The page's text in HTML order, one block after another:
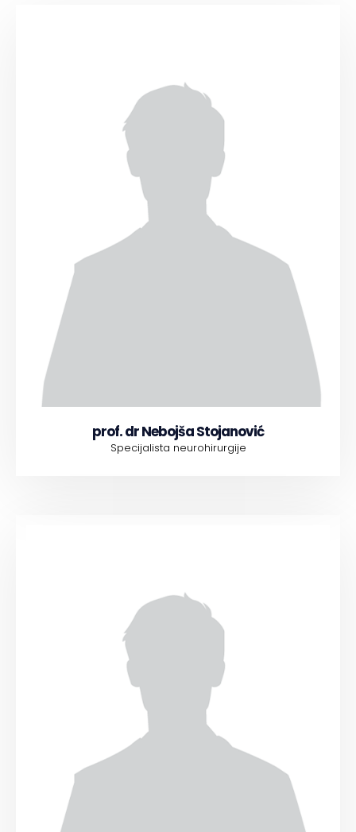
prof. dr Nebojša Stojanović
Specijalista neurohirurgije